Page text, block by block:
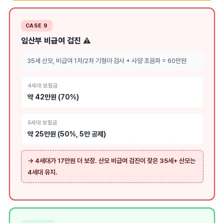
CASE 9
임산부 비급여 검진 ⚠️
35세 산모, 비급여 1차/2차 기형아 검사 + 사양 초음파 = 60만원
4세대 보험금
약 42만원 (70%)
5세대 보험금
약 25만원 (50%, 5만 공제)
→ 4세대가 17만원 더 보장. 산모 비급여 검진이 잦은 35세+ 산모는
4세대 유지.